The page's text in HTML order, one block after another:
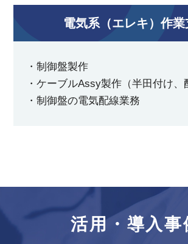
電気系（エレキ）作業
・制御盤製作
・ケーブルAssy製作（半田付け、
・制御盤の電気配線業務
活用・導入事